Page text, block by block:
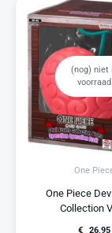
(nog) niet
voorraad
One
One Piece
Collection
€ 26,95